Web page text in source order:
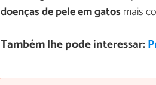
doenças de pele em gatos mais
Também lhe pode interessar: